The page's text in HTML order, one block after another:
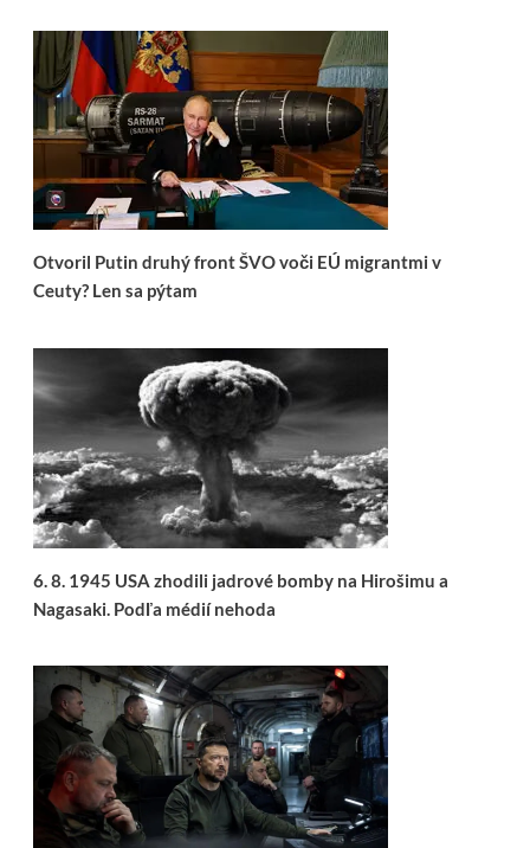
Otvoril Putin druhý front ŠVO voči EÚ migrantmi v
Ceuty? Len sa pýtam
6. 8. 1945 USA zhodili jadrové bomby na Hirošimu a
Nagasaki. Podľa médií nehoda